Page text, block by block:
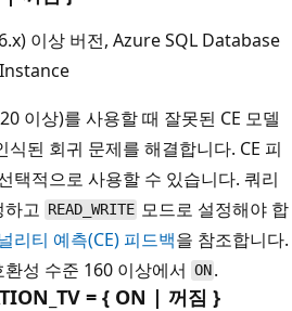
이상 버전, Azure SQL Database
이상)를 사용할 때 잘못된 CE 모델
된 회귀 문제를 해결합니다. CE 피
택적으로 사용할 수 있습니다. 쿼리
하고 READ_WRITE 모드로 설정해야 합
리티 예측(CE) 피드백을 참조합니다.
성 수준 160 이상에서 ON .
= { ON | 꺼짐 }